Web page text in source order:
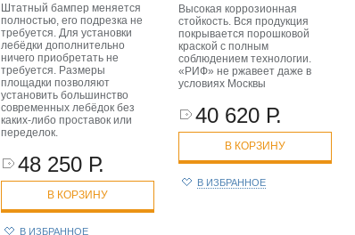
Штатный бампер меняется
полностью, его подрезка не
требуется. Для установки
лебёдки дополнительно
ничего приобретать не
требуется. Размеры
площадки позволяют
установить большинство
современных лебёдок без
каких-либо проставок или
переделок.
48 250 Р.
В КОРЗИНУ
В ИЗБРАННОЕ
Высокая коррозионная
стойкость. Вся продукция
покрывается порошковой
краской с полным
соблюдением технологии.
«РИФ» не ржавеет даже в
условиях Москвы
40 620 Р.
В КОРЗИНУ
В ИЗБРАННОЕ